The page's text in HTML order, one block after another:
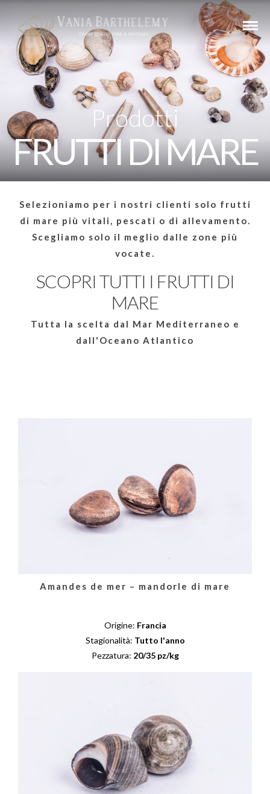
Prodotti
FRUTTI DI MARE
Selezioniamo per i nostri clienti solo frutti
di mare più vitali, pescati o di allevamento.
Scegliamo solo il meglio dalle zone più
vocate.
SCOPRI TUTTI I FRUTTI DI
MARE
Tutta la scelta dal Mar Mediterraneo e
dall'Oceano Atlantico
Amandes de mer – mandorle di mare
Origine: Francia
Stagionalità: Tutto l'anno
Pezzatura: 20/35 pz/kg